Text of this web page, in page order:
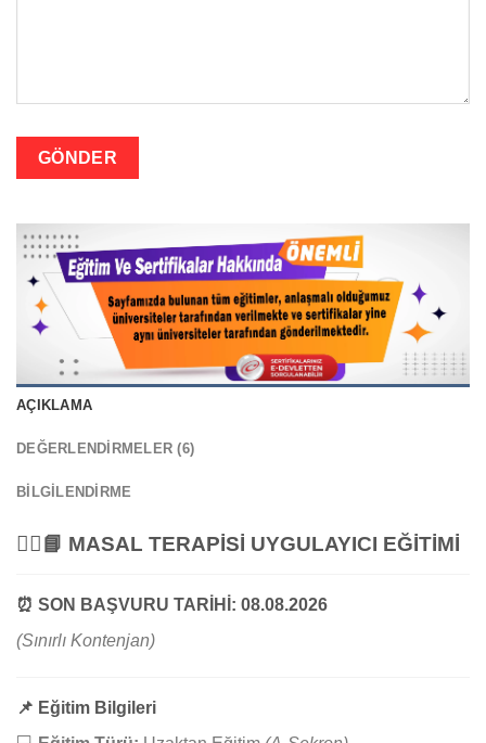
GÖNDER
AÇIKLAMA
DEĞERLENDIRMELER (6)
BILGILENDIRME
🧚‍♀️📘 MASAL TERAPİSİ UYGULAYICI EĞİTİMİ
⏰ SON BAŞVURU TARİHİ: 08.08.2026
(Sınırlı Kontenjan)
📌 Eğitim Bilgileri